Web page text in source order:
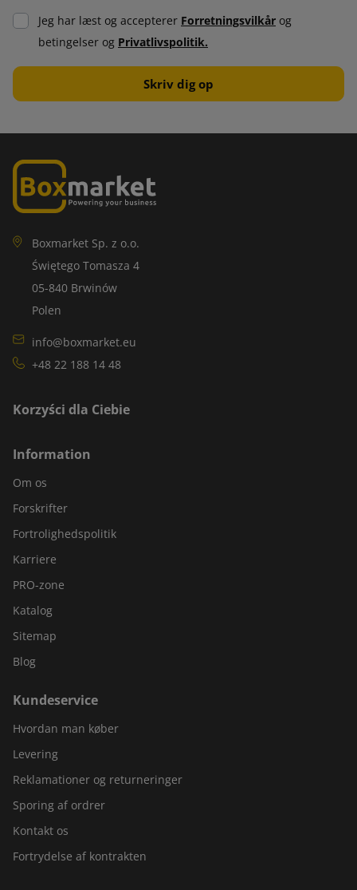
Jeg har læst og accepterer Forretningsvilkår og
betingelser og Privatlivspolitik.
Boxmarket Sp. z o.o.
Świętego Tomasza 4
05-840 Brwinów
Polen
info@boxmarket.eu
+48 22 188 14 48
Korzyści dla Ciebie
Information
Om os
Forskrifter
Fortrolighedspolitik
Karriere
PRO-zone
Katalog
Sitemap
Blog
Kundeservice
Hvordan man køber
Levering
Reklamationer og returneringer
Sporing af ordrer
Kontakt os
Fortrydelse af kontrakten